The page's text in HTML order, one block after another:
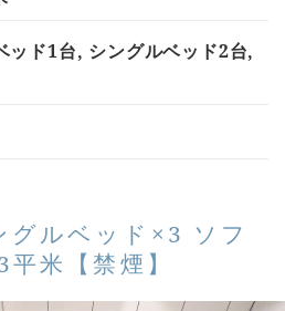
ッド1台, シングルベッド2台,
ルベッド×3 ソフ
米【禁煙】